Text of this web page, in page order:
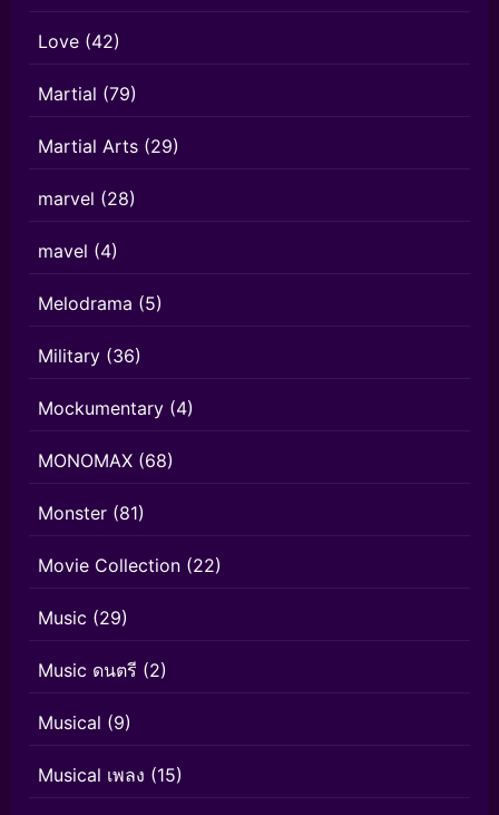
Love (42)
Martial (79)
Martial Arts (29)
marvel (28)
mavel (4)
Melodrama (5)
Military (36)
Mockumentary (4)
MONOMAX (68)
Monster (81)
Movie Collection (22)
Music (29)
Music ดนตรี (2)
Musical (9)
Musical เพลง (15)